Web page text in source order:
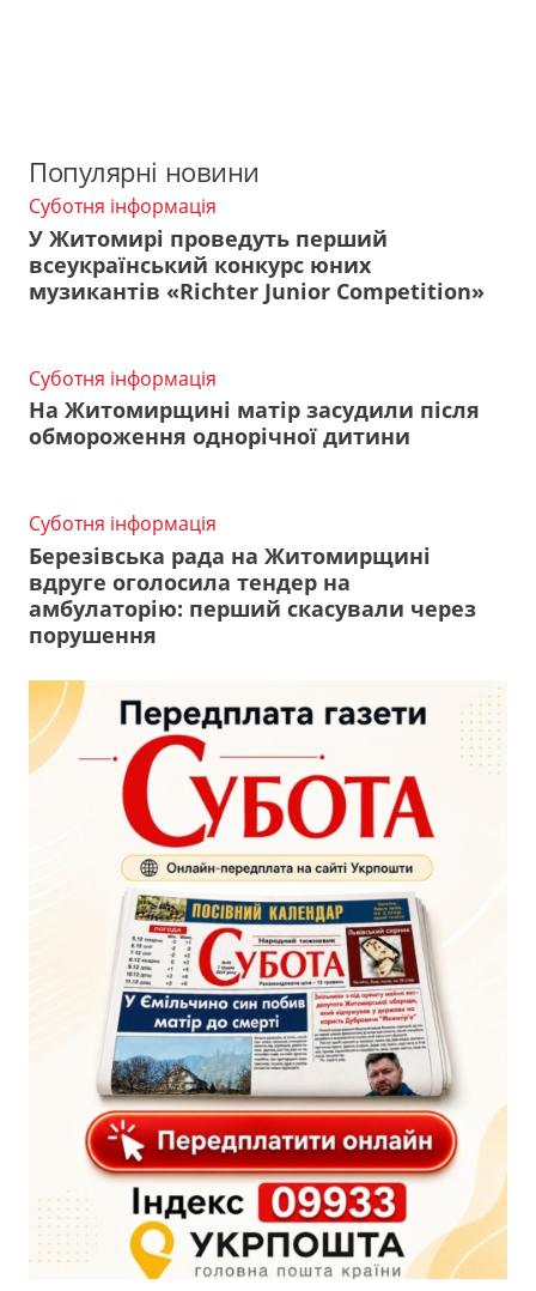
Популярні новини
Суботня інформація
У Житомирі проведуть перший
всеукраїнський конкурс юних
музикантів «Richter Junior Competition»
Суботня інформація
На Житомирщині матір засудили після
обмороження однорічної дитини
Суботня інформація
Березівська рада на Житомирщині
вдруге оголосила тендер на
амбулаторію: перший скасували через
порушення